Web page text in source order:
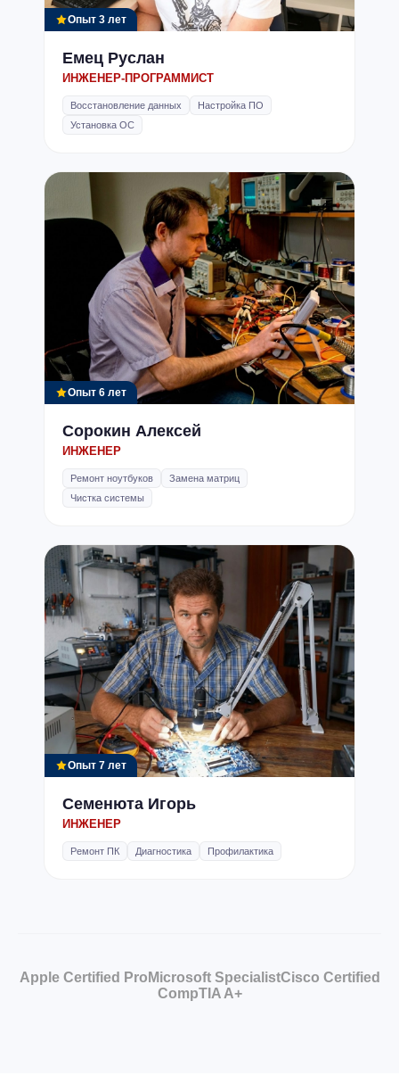
Опыт 3 лет
Емец Руслан
ИНЖЕНЕР-ПРОГРАММИСТ
Восстановление данных
Настройка ПО
Установка ОС
Опыт 6 лет
Сорокин Алексей
ИНЖЕНЕР
Ремонт ноутбуков
Замена матриц
Чистка системы
Опыт 7 лет
Семенюта Игорь
ИНЖЕНЕР
Ремонт ПК Диагностика Профилактика
Apple Certified Pro Microsoft SpecialistCisco Certified
CompTIA A+